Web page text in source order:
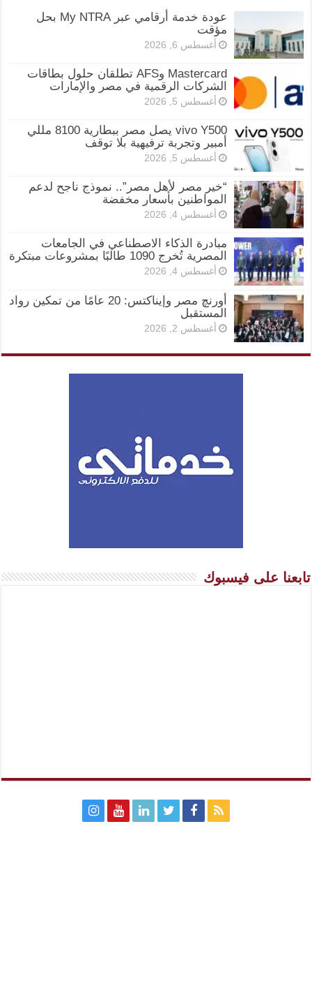
عودة خدمة أرقامي عبر My NTRA بحل
مؤقت
أغسطس 6, 2026
Mastercard وAFS تطلقان حلول بطاقات
الشركات الرقمية في مصر والإمارات
أغسطس 5, 2026
vivo Y500 يصل مصر ببطارية 8100 مللي
أمبير وتجربة ترفيهية بلا توقف
أغسطس 5, 2026
“خير مصر لأهل مصر”.. نموذج ناجح لدعم
المواطنين بأسعار مخفضة
أغسطس 4, 2026
مبادرة الذكاء الاصطناعي في الجامعات
المصرية تُخرج 1090 طالبًا بمشروعات مبتكرة
أغسطس 4, 2026
أورنچ مصر وإيناكتس: 20 عامًا من تمكين رواد
المستقبل
أغسطس 2, 2026
تابعنا على فيسبوك